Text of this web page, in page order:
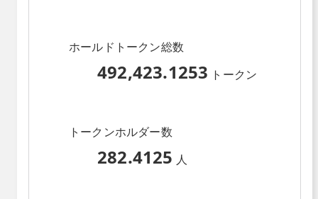
ホールドトークン総数
492,423.1253 トークン
トークンホルダー数
282.4125 人